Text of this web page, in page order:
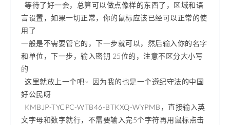
等待了好一会，总算可以做点像样的东西了，区域和语
言设置，如果一切正常，你的鼠标应该已经可以正常的使
用了
一般是不需要管它的，下一步就可以，然后输入你的名字
和单位，下一步，输入密钥 25位的，注意不区分大小写
的
这里就放上一个吧~ 因为我的也是一个遵纪守法的中国
好公民呀
KMBJP-TYCPC-WTB46-BTKXQ-WYPMB，直接输入英
文字母和数字就行，不需要输入完5个字符再用鼠标点击